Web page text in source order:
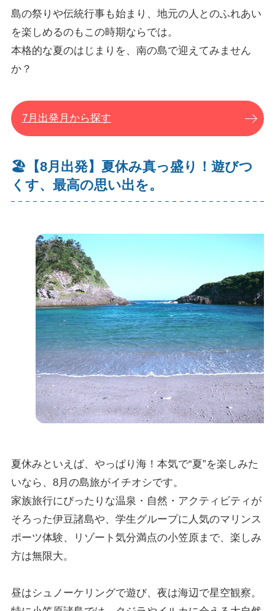
島の祭りや伝統行事も始まり、地元の人とのふれあい
を楽しめるのもこの時期ならでは。
本格的な夏のはじまりを、南の島で迎えてみません
か？
7月出発月から探す
🏖【8月出発】夏休み真っ盛り！遊びつ
くす、最高の思い出を。
夏休みといえば、やっぱり海！本気で“夏”を楽しみた
いなら、8月の島旅がイチオシです。
家族旅行にぴったりな温泉・自然・アクティビティが
そろった伊豆諸島や、学生グループに人気のマリンス
ポーツ体験、リゾート気分満点の小笠原まで、楽しみ
方は無限大。
昼はシュノーケリングで遊び、夜は海辺で星空観察。